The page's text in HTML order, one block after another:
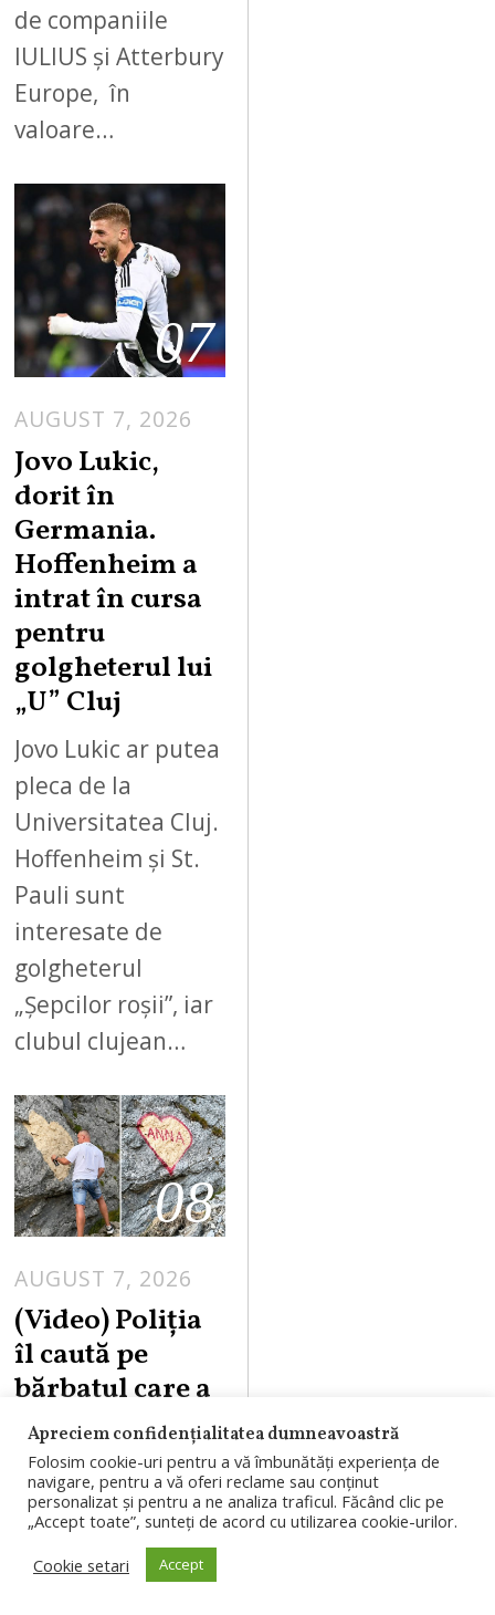
de companiile
IULIUS și Atterbury
Europe, în
valoare…
07
AUGUST 7, 2026
Jovo Lukic,
dorit în
Germania.
Hoffenheim a
intrat în cursa
pentru
golgheterul lui
„U” Cluj
Jovo Lukic ar putea
pleca de la
Universitatea Cluj.
Hoffenheim și St.
Pauli sunt
interesate de
golgheterul
„Șepcilor roșii”, iar
clubul clujean…
08
AUGUST 7, 2026
U
G
S
T
7
,
2
0
2
(Video) Poliția
îl caută pe
bărbatul care a
vandalizat
Transfăgărășa
nul din „iubire”.
Ce sancțiuni
riscă. Replica
bărbatului
Apreciem confidențialitatea dumneavoastră
Folosim cookie-uri pentru a vă îmbunătăți experiența de
navigare, pentru a vă oferi reclame sau conținut
personalizat și pentru a ne analiza traficul. Făcând clic pe
„Accept toate”, sunteți de acord cu utilizarea cookie-urilor.
Cookie setari
Accept